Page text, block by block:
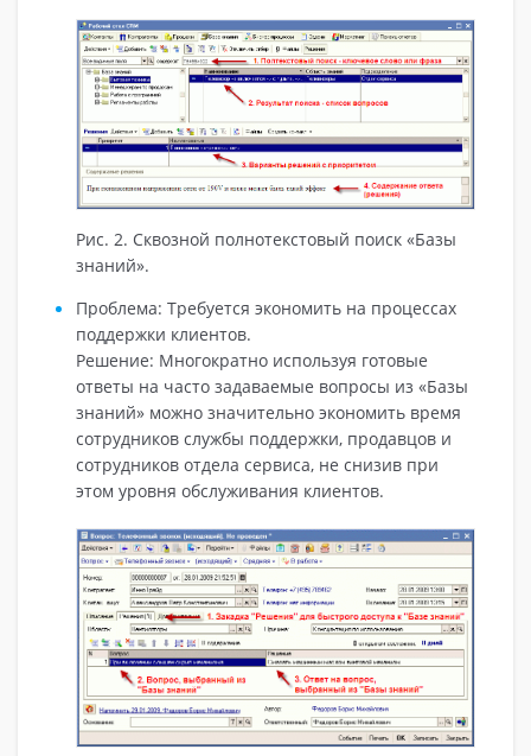
Рис. 2. Сквозной полнотекстовый поиск «Базы
знаний».
Проблема: Требуется экономить на процессах
поддержки клиентов.
Решение: Многократно используя готовые
ответы на часто задаваемые вопросы из «Базы
знаний» можно значительно экономить время
сотрудников службы поддержки, продавцов и
cотрудников отдела сервиса, не снизив при
этом уровня обслуживания клиентов.